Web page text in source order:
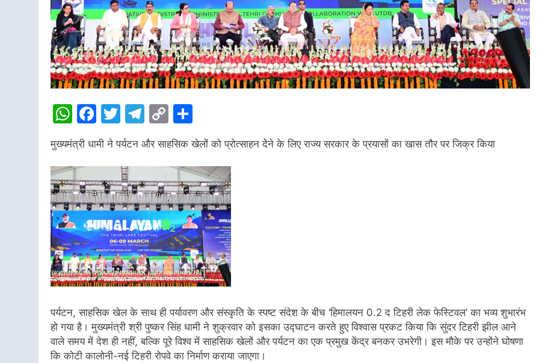
WhatsApp
Facebook
Twitter
Telegram
Copy
Link
मुख्यमंत्री धामी ने पर्यटन और साहसिक खेलों को प्रोत्साहन देेने के लिए राज्य सरकार के प्रयासों का खास तौर पर जिक्र किया
पर्यटन, साहसिक खेल के साथ ही पर्यावरण और संस्कृति के स्पष्ट संदेश के बीच ‘हिमालयन 0.2 द टिहरी लेक फेस्टिवल’ का भव्य शुभारंभ
हो गया है। मुख्यमंत्री श्री पुष्कर सिंह धामी ने शुक्रवार को इसका उद्घाटन करते हुए विश्वास प्रकट किया कि सुंदर टिहरी झील आने
वाले समय में देश ही नहीं, बल्कि पूरे विश्व में साहसिक खेलों और पर्यटन का एक प्रमुख केंद्र बनकर उभरेगी। इस मौके पर उन्होंने घोषणा
कि कोटी कालोनी-नई टिहरी रोपवे का निर्माण कराया जाएगा।